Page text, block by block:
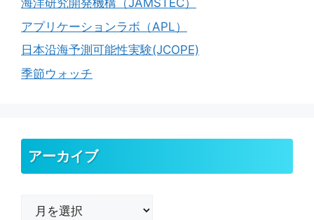
海洋研究開発機構（JAMSTEC）
アプリケーションラボ（APL）
日本沿海予測可能性実験(JCOPE)
季節ウォッチ
アーカイブ